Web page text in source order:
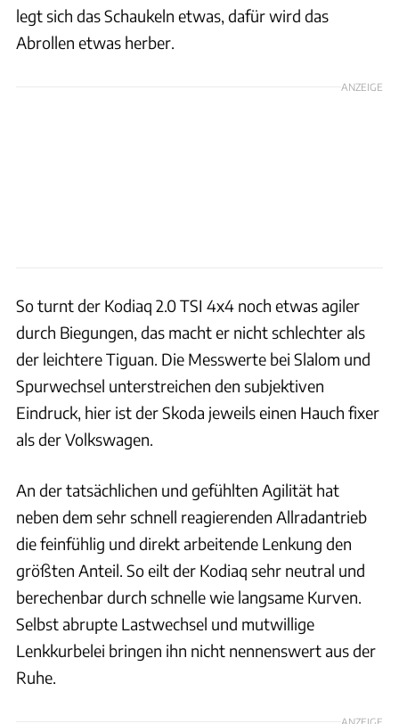
legt sich das Schaukeln etwas, dafür wird das
Abrollen etwas herber.
ANZEIGE
So turnt der Kodiaq 2.0 TSI 4x4 noch etwas agiler
durch Biegungen, das macht er nicht schlechter als
der leichtere Tiguan. Die Messwerte bei Slalom und
Spurwechsel unterstreichen den subjektiven
Eindruck, hier ist der Skoda jeweils einen Hauch fixer
als der Volkswagen.
An der tatsächlichen und gefühlten Agilität hat
neben dem sehr schnell reagierenden Allradantrieb
die feinfühlig und direkt arbeitende Lenkung den
größten Anteil. So eilt der Kodiaq sehr neutral und
berechenbar durch schnelle wie langsame Kurven.
Selbst abrupte Lastwechsel und mutwillige
Lenkkurbelei bringen ihn nicht nennenswert aus der
Ruhe.
ANZEIGE